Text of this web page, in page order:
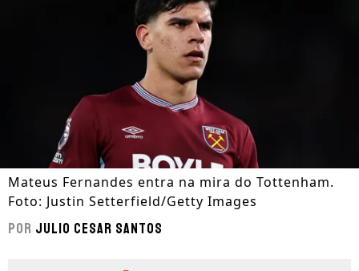
Mateus Fernandes entra na mira do Tottenham.
Foto: Justin Setterfield/Getty Images
Por Julio Cesar Santos